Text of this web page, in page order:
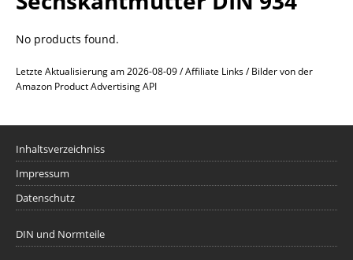
No products found.
Letzte Aktualisierung am 2026-08-09 / Affiliate Links / Bilder von der
Amazon Product Advertising API
Inhaltsverzeichniss
Impressum
Datenschutz
DIN und Normteile